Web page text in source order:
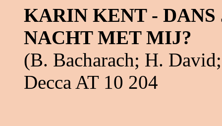
KARIN KENT - DANS
NACHT MET MIJ?
(B. Bacharach; H.
Decca AT 10 204